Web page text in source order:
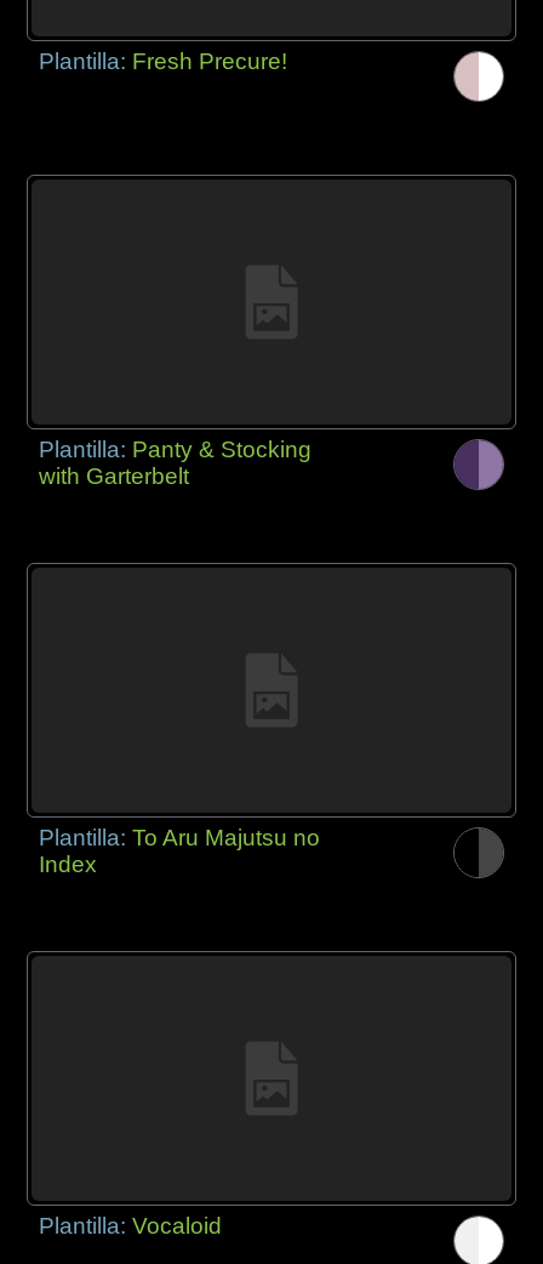
Plantilla: Fresh Precure!
Plantilla: Panty & Stocking
with Garterbelt
Plantilla:To Aru Majutsu no
Index
Plantilla:Vocaloid